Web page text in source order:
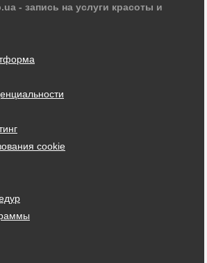
- запись на услуги красоты и
cookie